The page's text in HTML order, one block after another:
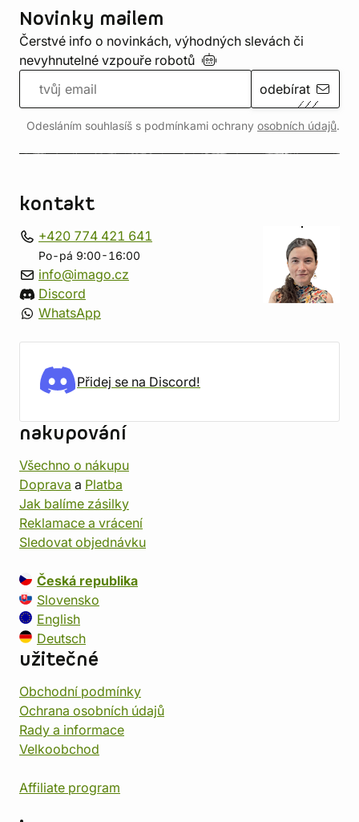
Novinky mailem
Čerstvé info o novinkách, výhodných slevách či
nevyhnutelné vzpouře robotů
odebírat
Odesláním souhlasíš s podmínkami ochrany osobních údajů.
kontakt
+420 774 421 641
Po-pá 9:00-16:00
info@imago.cz
Discord
WhatsApp
Přidej se na Discord!
nakupování
Všechno o nákupu
Doprava a Platba
Jak balíme zásilky
Reklamace a vrácení
Sledovat objednávku
Česká republika
Slovensko
English
Deutsch
užitečné
Obchodní podmínky
Ochrana osobních údajů
Rady a informace
Velkoobchod
Affiliate program